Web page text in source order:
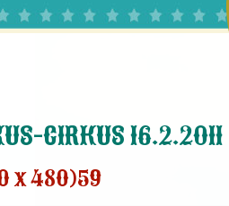
CIRKUS 16.2.2011
x 480)59